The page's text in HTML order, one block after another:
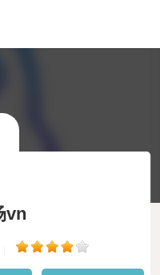
vn